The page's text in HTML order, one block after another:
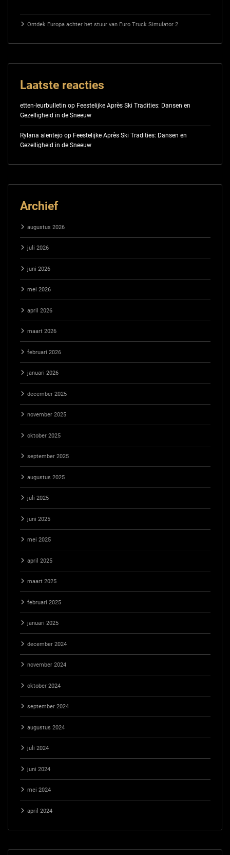
Ontdek Europa achter het stuur van Euro Truck Simulator 2
Laatste reacties
etten-leurbulletin op Feestelijke Après Ski Tradities: Dansen en
Gezelligheid in de Sneeuw
Rylana alentejoop Feestelijke Après Ski Tradities: Dansen en
Gezelligheid in de Sneeuw
Archief
augustus 2026
juli 2026
juni 2026
mei 2026
april 2026
maart 2026
februari 2026
januari 2026
december 2025
november 2025
oktober 2025
september 2025
augustus 2025
juli 2025
juni 2025
mei 2025
april 2025
maart 2025
februari 2025
januari 2025
december 2024
november 2024
oktober 2024
september 2024
augustus 2024
juli 2024
juni 2024
mei 2024
april 2024